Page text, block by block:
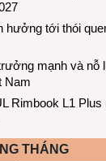
hưởng tới thói
mạnh và
Nam
Rimbook L1
THÁNG